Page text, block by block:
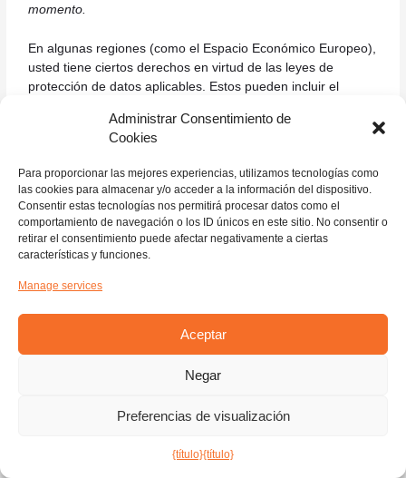
Administrar Consentimiento de
Cookies
Para proporcionar las mejores experiencias, utilizamos tecnologías como
las cookies para almacenar y/o acceder a la información del dispositivo.
Consentir estas tecnologías nos permitirá procesar datos como el
comportamiento de navegación o los ID únicos en este sitio. No consentir o
retirar el consentimiento puede afectar negativamente a ciertas
características y funciones.
Manage services
Aceptar
Negar
Preferencias de visualización
{título}{título}
momento.
En algunas regiones (como el Espacio Económico Europeo),
usted tiene ciertos derechos en virtud de las leyes de
protección de datos aplicables. Estos pueden incluir el
información personal, (ii) a solicitar la rectificación o el
borrado; (iii) a restringir el procesamiento de su información
datos. En ciertas circunstancias, también puede tener
derecho a oponerse al procesamiento de su información
personal. Para realizar dicha solicitud, por favor utilice
detalles de contactoA continuación. Consideraremos y
actuaremos sobre cualquier solicitud de acuerdo con las
Si dependemos de su consentimiento para procesar su
información personal, usted tiene derecho a retirar su
consentimiento en cualquier momento. Tenga en cuenta, sin
embargo, que esto no afectará la licitud del tratamiento
información personal realizado basándose en motivos de